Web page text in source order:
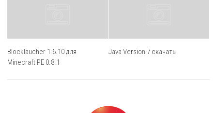
Blocklaucher 1.6.10 для
Minecraft PE 0.8.1
Java Version 7 скачать